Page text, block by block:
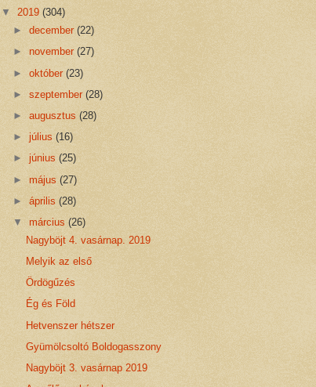
▼ 2019 (304)
►december(22)
►november(27)
►október(23)
►szeptember(28)
►augusztus(28)
►július(16)
►június(25)
► május(27)
►április(28)
▼március(26)
Nagyböjt 4. vasárnap. 2019
Melyik az első
Ördögűzés
Ég és Föld
Hetvenszer hétszer
Gyümölcsoltó Boldogasszony
Nagyböjt 3. vasárnap 2019